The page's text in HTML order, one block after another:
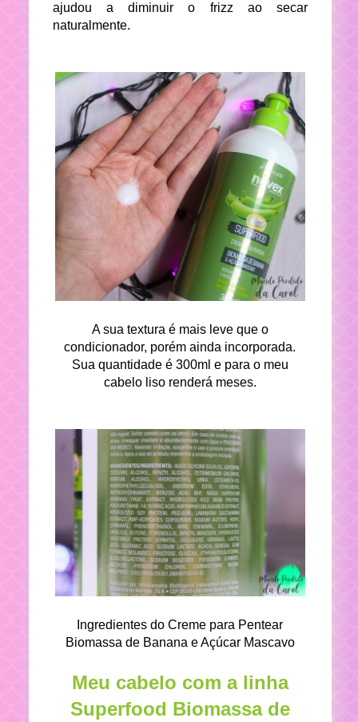
ajudou a diminuir o frizz ao secar
naturalmente.
A sua textura é mais leve que o
condicionador, porém ainda incorporada.
Sua quantidade é 300ml e para o meu
cabelo liso renderá meses.
Ingredientes do Creme para Pentear
Biomassa de Banana e Açúcar Mascavo
Meu cabelo com a linha
Superfood Biomassa de